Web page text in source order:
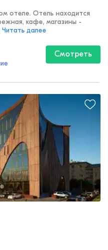
отеле. Отель находится
кафе, магазины -
Читать далее
Смотреть